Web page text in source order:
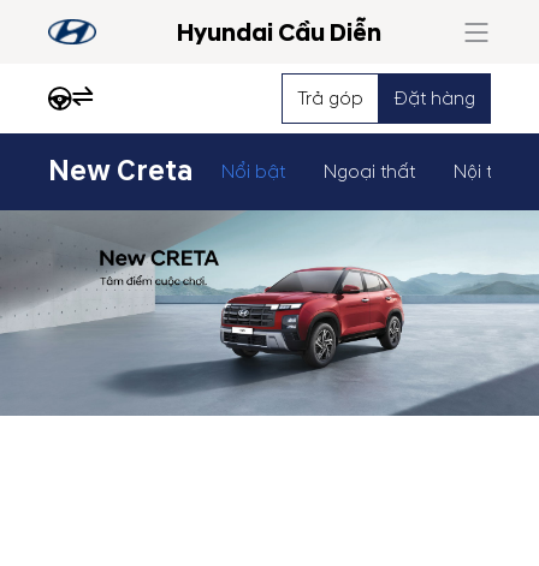
Hyundai Cầu Diễn
Trả góp Đặt hàng
New Creta Nổi bật Ngoại thất Nội thất